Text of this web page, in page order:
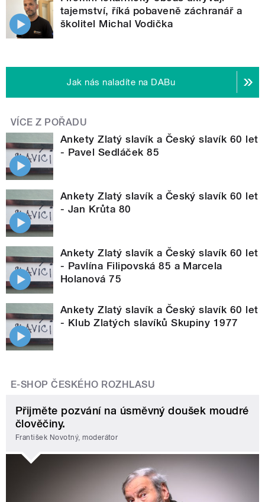
tajemství, říká pobaveně záchranář a
školitel Michal Vodička
Jak nás naladíte na DABu
VÍCE Z POŘADU
Ankety Zlatý slavík a Český slavík 60 let
- Pavel Sedláček 85
Ankety Zlatý slavík a Český slavík 60 let
- Jan Krůta 80
Ankety Zlatý slavík a Český slavík 60 let
- Pavlína Filipovská 85 a Marcela
Holanová 75
Ankety Zlatý slavík a Český slavík 60 let
- Klub Zlatých slavíků Skupiny 1977
E-SHOP ČESKÉHO ROZHLASU
Přijměte pozvání na úsměvný doušek moudré
člověčiny.
František Novotný, moderátor